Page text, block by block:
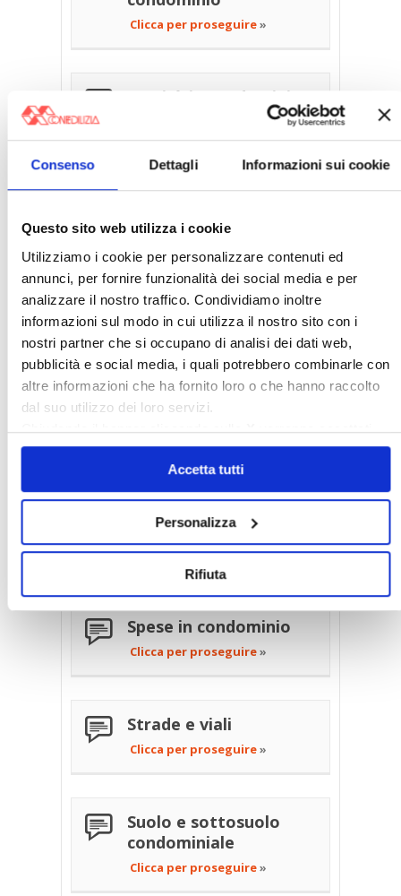
Consenso Dettagli Informazioni sui cookie
Questo sito web utilizza i cookie
Utilizziamo i cookie per personalizzare contenuti ed
annunci, per fornire funzionalità dei social media e per
analizzare il nostro traffico. Condividiamo inoltre
informazioni sul modo in cui utilizza il nostro sito con i
nostri partner che si occupano di analisi dei dati web,
pubblicità e social media, i quali potrebbero combinarle con
altre informazioni che ha fornito loro o che hanno raccolto
dal suo utilizzo dei loro servizi.
Chiudendo il banner cliccando sullaXverranno accettati
solo i cookie necessari.
Accetta tutti
Personalizza
Rifiuta
Clicca per proseguire»
Servitù in condominio
Servizio idrico
Clicca per proseguire
Sicurezza degli impianti
condominiali
Clicca per proseguire»
Soffitti e solai
Clicca per proseguire»
Sopraelevazione negli
edifici condominiali
Clicca per proseguire»
Spese in condominio
Clicca per proseguire»
Strade e viali
Clicca per proseguire»
Suolo e sottosuolo
condominiale
Clicca per proseguire»